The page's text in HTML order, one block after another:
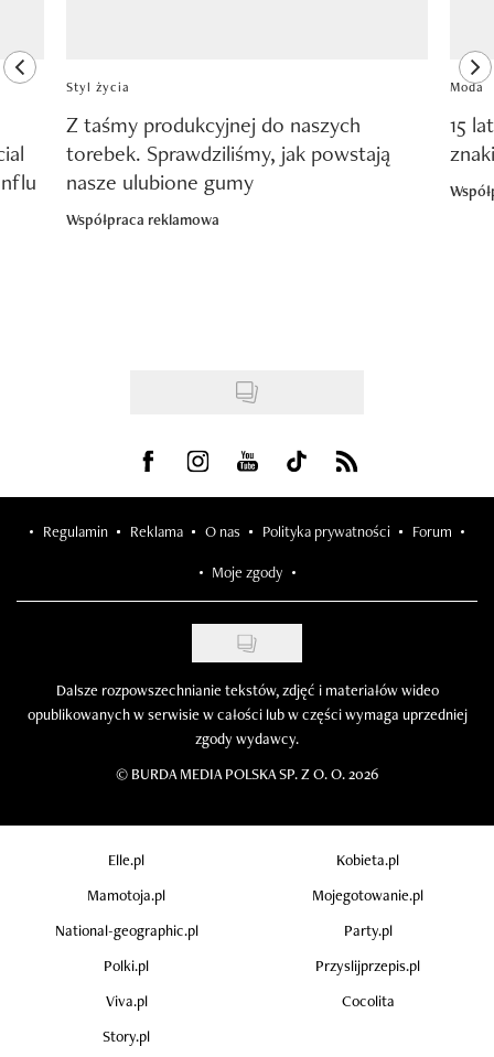
previous element
Styl życia
Z taśmy produkcyjnej do naszych
torebek. Sprawdziliśmy, jak powstają
nasze ulubione gumy
Współpraca reklamowa
Moda
15
Visit us on Facebook
Visit us on Instagram
Visit us on Youtube
Visit us on Tiktok
Visit us on Rss
Regulamin Reklama O nas Polityka prywatności Forum
Moje zgody
Dalsze rozpowszechnianie tekstów, zdjęć i materiałów wideo
opublikowanych w serwisie w całości lub w części wymaga uprzedniej
zgody wydawcy.
© BURDA MEDIA POLSKA SP. Z O. O. 2026
Elle.pl
Kobieta.pl
Mamotoja.pl
Mojegotowanie.pl
National-geographic.pl
Party.pl
Polki.pl
Przyslijprzepis.pl
Viva.pl
Cocolita
Story.pl